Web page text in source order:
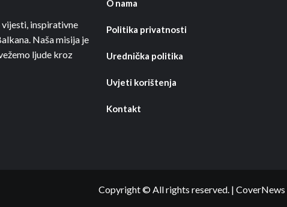
inspirativne
Naša misija je
ljude kroz
O nama
Politika privatnosti
Urednička politika
Uvjeti korištenja
Kontakt
Copyright © All rights reserved. | CoverNews